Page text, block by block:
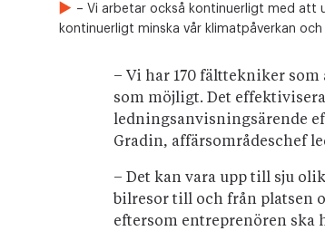
– Vi arbetar också kontinuerligt med
kontinuerligt minska vår klimatpåverkan
– Vi har 170 fälttekniker som
som möjligt. Det
ledningsanvisningsärende
Gradin, affärsområdeschef
– Det kan vara upp till sju
bilresor till och från platsen
eftersom entreprenören ska